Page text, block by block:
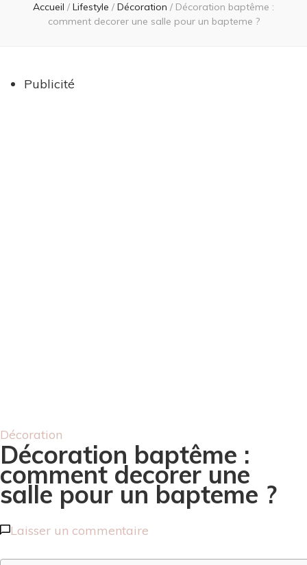
Accueil / Lifestyle / Décoration / Décoration baptême :
comment decorer une salle pour un bapteme ?
Publicité
Décoration
Décoration baptême :
comment decorer une
salle pour un bapteme ?
Laisser un commentaire